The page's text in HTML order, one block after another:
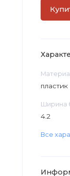
пластик
Ширина
4.2
Все